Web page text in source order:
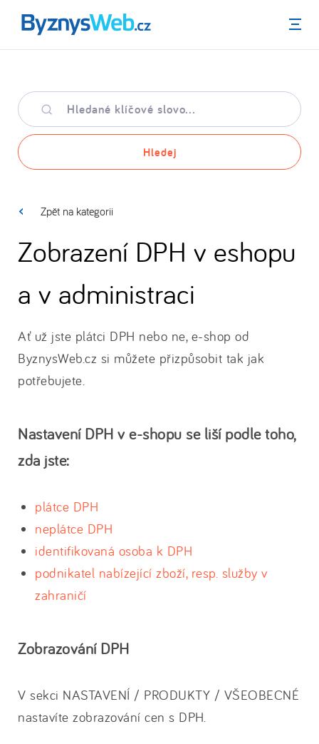
Menu
Hledané
klíčové
slovo
Hledej
Zpět na kategorii
Zobrazení DPH v eshopu
a v administraci
Ať už jste plátci DPH nebo ne, e-shop od
ByznysWeb.cz si můžete přizpůsobit tak jak
potřebujete.
Nastavení DPH v e-shopu se liší podle toho,
zda jste:
plátce DPH
neplátce DPH
identifikovaná osoba k DPH
podnikatel nabízející zboží, resp. služby v
zahraničí
Zobrazování DPH
V sekci NASTAVENÍ / PRODUKTY / VŠEOBECNÉ
nastavíte zobrazování cen s DPH.